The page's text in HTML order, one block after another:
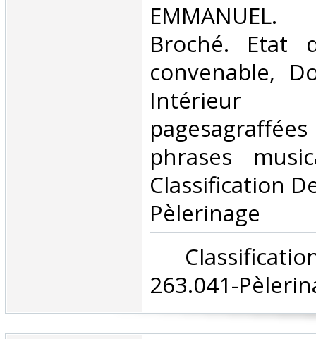
Broché. Etat
convenable,
Intérieur
phrases
Classification
Pèlerinage‎
263.041-